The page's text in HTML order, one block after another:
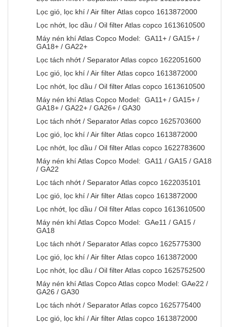
Lọc gió, lọc khí / Air filter Atlas copco 1613872000
Lọc nhớt, lọc dầu / Oil filter Atlas copco 1613610500
Máy nén khí Atlas Copco Model: GA11+ / GA15+ /
GA18+ / GA22+
Lọc tách nhớt / Separator Atlas copco 1622051600
Lọc gió, lọc khí / Air filter Atlas copco 1613872000
Lọc nhớt, lọc dầu / Oil filter Atlas copco 1613610500
Máy nén khí Atlas Copco Model: GA11+ / GA15+ /
GA18+ / GA22+ / GA26+ / GA30
Lọc tách nhớt / Separator Atlas copco 1625703600
Lọc gió, lọc khí / Air filter Atlas copco 1613872000
Lọc nhớt, lọc dầu / Oil filter Atlas copco 1622783600
Máy nén khí Atlas Copco Model: GA11 / GA15 / GA18
/ GA22
Lọc tách nhớt / Separator Atlas copco 1622035101
Lọc gió, lọc khí / Air filter Atlas copco 1613872000
Lọc nhớt, lọc dầu / Oil filter Atlas copco 1613610500
Máy nén khí Atlas Copco Model: GAe11 / GA15 /
GA18
Lọc tách nhớt / Separator Atlas copco 1625775300
Lọc gió, lọc khí / Air filter Atlas copco 1613872000
Lọc nhớt, lọc dầu / Oil filter Atlas copco 1625752500
Máy nén khí Atlas Copco Atlas copco Model: GAe22 /
GA26 / GA30
Lọc tách nhớt / Separator Atlas copco 1625775400
Lọc gió, lọc khí / Air filter Atlas copco 1613872000